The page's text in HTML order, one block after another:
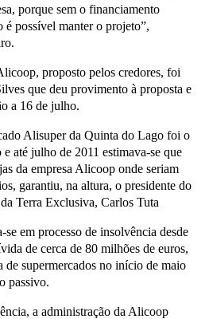
porque sem o financiamento
possível manter o projeto”,
proposto pelos credores, foi
que deu provimento à proposta e
a 16 de julho.
Alisuper da Quinta do Lago foi o
até julho de 2011 estimava-se que
da empresa Alicoop onde seriam
garantiu, na altura, o presidente do
Terra Exclusiva, Carlos Tuta
em processo de insolvência desde
de cerca de 80 milhões de euros,
de supermercados no início de maio
passivo.
a administração da Alicoop